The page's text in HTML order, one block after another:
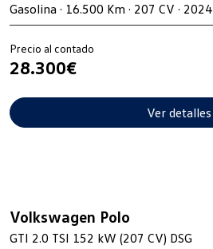
Gasolina · 16.500 Km · 207 CV · 2024
Precio al contado
28.300€
Ver detalles
Volkswagen Polo
GTI 2.0 TSI 152 kW (207 CV) DSG